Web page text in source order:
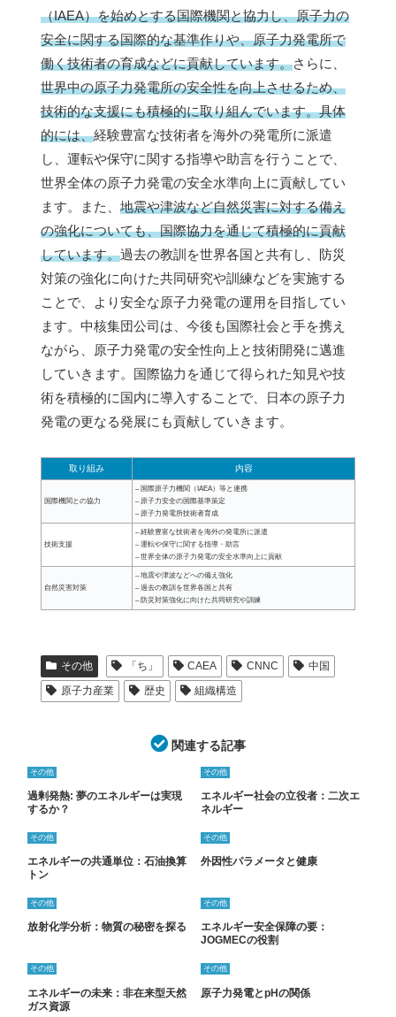
（IAEA）を始めとする国際機関と協力し、原子力の
安全に関する国際的な基準作りや、原子力発電所で
働く技術者の育成などに貢献しています。さらに、
世界中の原子力発電所の安全性を向上させるため、
技術的な支援にも積極的に取り組んでいます。具体
的には、経験豊富な技術者を海外の発電所に派遣
し、運転や保守に関する指導や助言を行うことで、
世界全体の原子力発電の安全水準向上に貢献してい
ます。また、 地震や津波など自然災害に対する備え
の強化についても、国際協力を通じて積極的に貢献
しています。過去の教訓を世界各国と共有し、防災
対策の強化に向けた共同研究や訓練などを実施する
ことで、より安全な原子力発電の運用を目指してい
ます。中核集団公司は、今後も国際社会と手を携え
ながら、原子力発電の安全性向上と技術開発に邁進
していきます。国際協力を通じて得られた知見や技
術を積極的に国内に導入することで、日本の原子力
発電の更なる発展にも貢献していきます。
取り組み 内容
国際機関との協力
– 国際原子力機関（IAEA）等と連携
– 原子力安全の国際基準策定
– 原子力発電所技術者育成
技術支援
– 経験豊富な技術者を海外の発電所に派遣
– 運転や保守に関する指導・助言
– 世界全体の原子力発電の安全水準向上に貢献
自然災害対策
– 地震や津波などへの備え強化
– 過去の教訓を世界各国と共有
– 防災対策強化に向けた共同研究や訓練
その他 「ち」 CAEA CNNC
中国
原子力産業
歴史 組織構造
関連する記事
その他
過剰発熱: 夢のエネルギーは実現
するか？
その他
エネルギー社会の立役者：二次エ
ネルギー
その他
エネルギーの共通単位：石油換算
トン
その他
外因性パラメータと健康
その他
放射化学分析：物質の秘密を探る
その他
エネルギー安全保障の要：
JOGMECの役割
その他
エネルギーの未来：非在来型天然
ガス資源
その他
原子力発電とpHの関係